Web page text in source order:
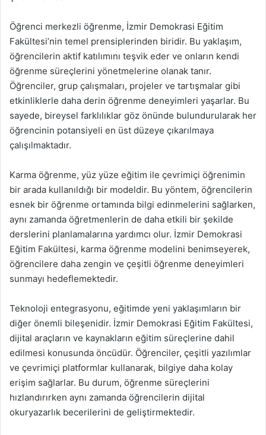
Öğrenci merkezli öğrenme, İzmir Demokrasi Eğitim
Fakültesi’nin temel prensiplerinden biridir. Bu yaklaşım,
öğrencilerin aktif katılımını teşvik eder ve onların kendi
öğrenme süreçlerini yönetmelerine olanak tanır.
Öğrenciler, grup çalışmaları, projeler ve tartışmalar gibi
etkinliklerle daha derin öğrenme deneyimleri yaşarlar. Bu
sayede, bireysel farklılıklar göz önünde bulundurularak her
öğrencinin potansiyeli en üst düzeye çıkarılmaya
çalışılmaktadır.
Karma öğrenme, yüz yüze eğitim ile çevrimiçi öğrenimin
bir arada kullanıldığı bir modeldir. Bu yöntem, öğrencilerin
esnek bir öğrenme ortamında bilgi edinmelerini sağlarken,
aynı zamanda öğretmenlerin de daha etkili bir şekilde
derslerini planlamalarına yardımcı olur. İzmir Demokrasi
Eğitim Fakültesi, karma öğrenme modelini benimseyerek,
öğrencilere daha zengin ve çeşitli öğrenme deneyimleri
sunmayı hedeflemektedir.
Teknoloji entegrasyonu, eğitimde yeni yaklaşımların bir
diğer önemli bileşenidir. İzmir Demokrasi Eğitim Fakültesi,
dijital araçların ve kaynakların eğitim süreçlerine dahil
edilmesi konusunda öncüdür. Öğrenciler, çeşitli yazılımlar
ve çevrimiçi platformlar kullanarak, bilgiye daha kolay
erişim sağlarlar. Bu durum, öğrenme süreçlerini
hızlandırırken aynı zamanda öğrencilerin dijital
okuryazarlık becerilerini de geliştirmektedir.